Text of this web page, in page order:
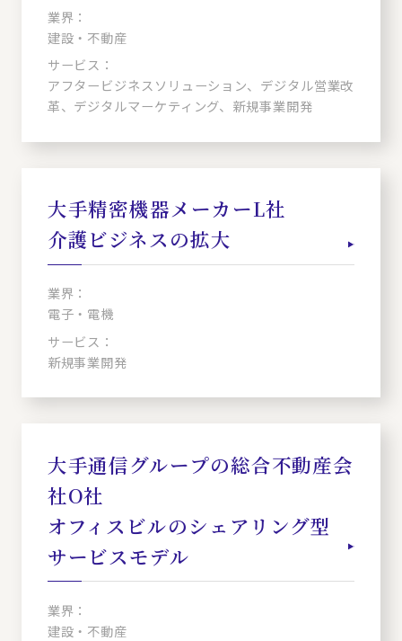
業界：
建設・不動産
サービス：
アフタービジネスソリューション、デジタル営業改
革、デジタルマーケティング、新規事業開発
大手精密機器メーカーL社
介護ビジネスの拡大
業界：
電子・電機
サービス：
新規事業開発
大手通信グループの総合不動産会
社O社
オフィスビルのシェアリング型
サービスモデル
業界：
建設・不動産